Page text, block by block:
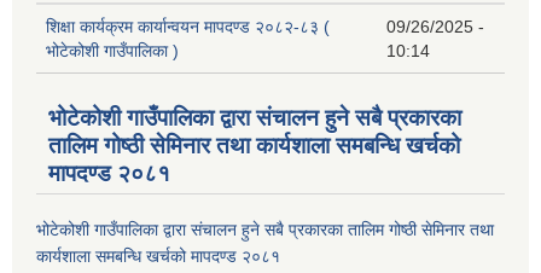
शिक्षा कार्यक्रम कार्यान्वयन मापदण्ड २०८२-८३ (
भोटेकोशी गाउँपालिका )
09/26/2025 -
10:14
भोटेकोशी गाउँपालिका द्वारा संचालन हुने सबै प्रकारका
तालिम गोष्ठी सेमिनार तथा कार्यशाला समबन्धि खर्चको
मापदण्ड २०८१
भोटेकोशी गाउँपालिका द्वारा संचालन हुने सबै प्रकारका तालिम गोष्ठी सेमिनार तथा
कार्यशाला समबन्धि खर्चको मापदण्ड २०८१